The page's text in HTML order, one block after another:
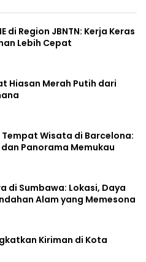
di Region JBNTN: Kerja Keras
Lebih Cepat
Hiasan Merah Putih dari
Tempat Wisata di Barcelona:
dan Panorama Memukau
di Sumbawa: Lokasi, Daya
Alam yang Memesona
Kiriman di Kota